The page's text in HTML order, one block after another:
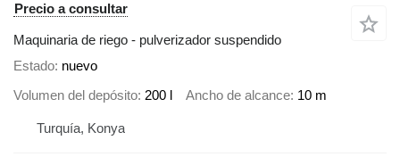
Precio a consultar
Maquinaria de riego - pulverizador suspendido
Estado nuevo
Volumen del depósito 200 l Ancho de alcance 10 m
Turquía, Konya